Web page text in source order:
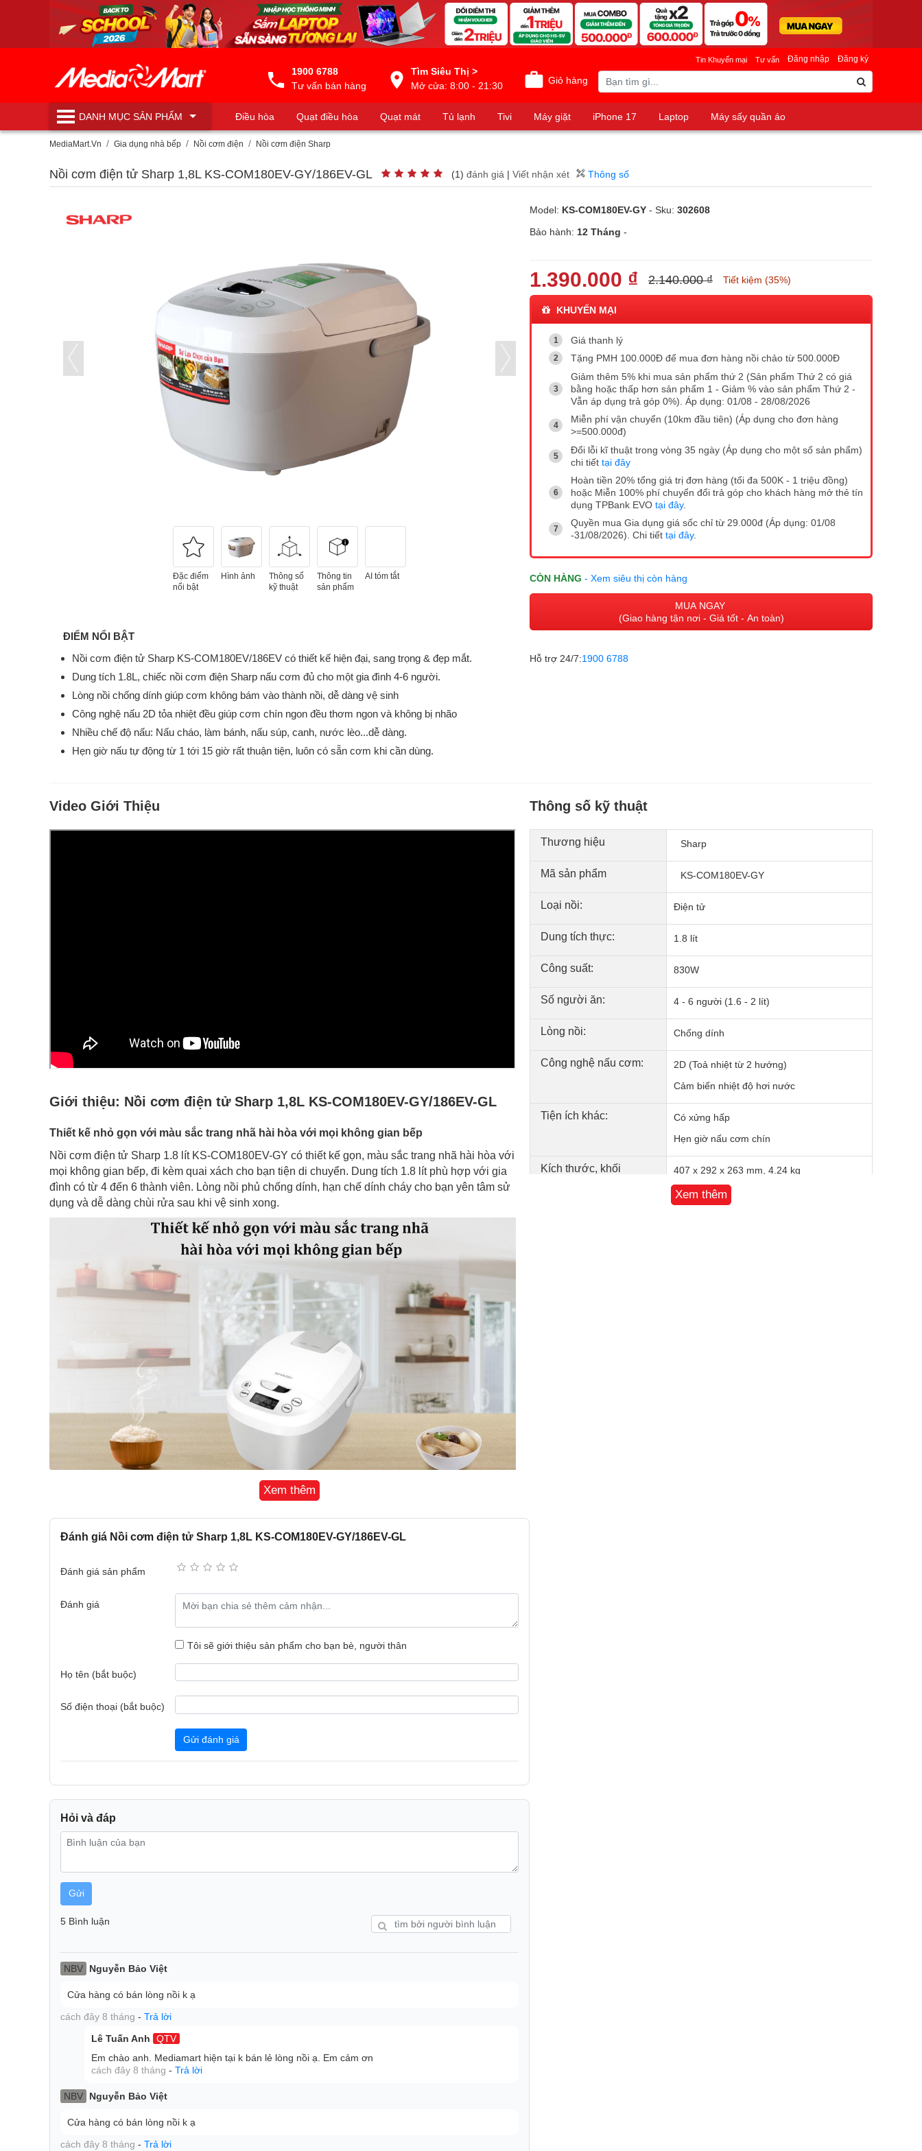
1900 6788
Tư vấn bán hàng
Tìm Siêu Thị >
Mở cửa: 8:00 - 21:30
Giỏ hàng
Đăng nhập Đăng ký
Tin Khuyến mại Tư vấn
DANH MỤCSẢN PHẨM Điều hòa Quạt điều hòa Quạt mát Tủ lạnh Tivi Máy giặt iPhone 17 Laptop
Máy sấy quần áo
Máy lọc nước
MediaMart.Vn Gia dụng nhà bếp Nồi cơm điện Nồi cơm điện Sharp
Nồi cơm điện tử Sharp 1,8L KS-COM180EV-GY/186EV-GL (1) đánh giá | Viết nhận xét Thông số
Đặc điểm
nổi bật
Hình ảnh
Thông số
kỹ thuật
Thông tin
sản phẩm
AI tóm tắt
ĐIỂM NỔI BẬT
Nồi cơm điện tử Sharp KS-COM180EV/186EV có thiết kế hiện đại, sang trọng & đẹp mắt.
Dung tích 1.8L, chiếc nồi cơm điện Sharp nấu cơm đủ cho một gia đình 4-6 người.
Lòng nồi chống dính giúp cơm không bám vào thành nồi, dễ dàng vệ sinh
Công nghệ nấu 2D tỏa nhiệt đều giúp cơm chín ngon đều thơm ngon và không bị nhão
Nhiều chế độ nấu: Nấu cháo, làm bánh, nấu súp, canh, nước lèo...dễ dàng.
Hẹn giờ nấu tự động từ 1 tới 15 giờ rất thuận tiện, luôn có sẵn cơm khi cần dùng.
Model: KS-COM180EV-GY - Sku: 302608
Bảo hành: 12 Tháng -
1.390.000 ₫ 2.140.000 ₫ Tiết kiệm (35%)
KHUYẾN MẠI
Giá thanh lý
Tặng PMH 100.000Đ để mua đơn hàng nồi chảo từ 500.000Đ
Giảm thêm 5% khi mua sản phẩm thứ 2 (Sản phẩm Thứ 2 có giá
bằng hoặc thấp hơn sản phẩm 1 - Giảm % vào sản phẩm Thứ 2 -
Vẫn áp dụng trả góp 0%). Áp dụng: 01/08 - 28/08/2026
Miễn phí vận chuyển (10km đầu tiên) (Áp dụng cho đơn hàng
>=500.000đ)
Đổi lỗi kĩ thuật trong vòng 35 ngày (Áp dụng cho một số sản phẩm)
chi tiết tại đây
Hoàn tiền 20% tổng giá trị đơn hàng (tối đa 500K - 1 triệu đồng)
hoặc Miễn 100% phí chuyển đổi trả góp cho khách hàng mở thẻ tín
dụng TPBank EVO tại đây.
Quyền mua Gia dụng giá sốc chỉ từ 29.000đ (Áp dụng: 01/08
-31/08/2026). Chi tiết tại đây.
CÒN HÀNG - Xem siêu thị còn hàng
MUA NGAY
(Giao hàng tận nơi - Giá tốt - An toàn)
Hỗ trợ 24/7:1900 6788
Video Giới Thiệu
Giới thiệu: Nồi cơm điện tử Sharp 1,8L KS-COM180EV-GY/186EV-GL
Thiết kế nhỏ gọn với màu sắc trang nhã hài hòa với mọi không gian bếp
Nồi cơm điện tử Sharp 1.8 lít KS-COM180EV-GY có thiết kế gọn, màu sắc trang nhã hài hòa với
mọi không gian bếp, đi kèm quai xách cho bạn tiện di chuyển. Dung tích 1.8 lít phù hợp với gia
đình có từ 4 đến 6 thành viên. Lòng nồi phủ chống dính, hạn chế dính cháy cho bạn yên tâm sử
dụng và dễ dàng chùi rửa sau khi vệ sinh xong.
Công suất 830W nấu cơm chín nhanh hơn
giúp nấu cơm chín đều và ngon hơn, tiết kiệm thời gian.
Nhiều chương trình nấu tự động
Nồi cơm điện tử Sharp KS-COM180EV-GY đi kèm nhiều chương trình nấu tự động cho bạn tùy
cháy, cơm thường.
Đi kèm màn hình hiển thị tiện theo dõi các chức năng nấu
Xem thêm
Đánh giá Nồi cơm điện tử Sharp 1,8L KS-COM180EV-GY/186EV-GL
Đánh giá sản phẩm
Đánh giá
Tôi sẽ giới thiệu sản phẩm cho bạn bè, người thân
Họ tên (bắt buộc)
Số điện thoại (bắt buộc)
Gửi đánh giá
Hỏi và đáp
Gửi
5 Bình luận
NBV Nguyễn Bảo Việt
Cửa hàng có bán lòng nồi k ạ
cách đây 8 tháng - Trả lời
Lê Tuấn Anh
QTV
Em chào anh. Mediamart hiện tại k bán lẻ lòng nồi ạ. Em cảm ơn
cách đây 8 tháng - Trả lời
NBV Nguyễn Bảo Việt
Cửa hàng có bán lòng nồi k ạ
cách đây 8 tháng - Trả lời
Thông số kỹ thuật
Thương hiệu Sharp
Mã sản phẩm KS-COM180EV-GY
Loại nồi: Điện tử
Dung tích thực: 1.8 lít
Công suất: 830W
Số người ăn: 4 - 6 người (1.6 - 2 lít)
Lòng nồi: Chống dính
Công nghệ nấu cơm:
2D (Toả nhiệt từ 2 hướng)
Cảm biến nhiệt độ hơi nước
Tiện ích khác:
Có xửng hấp
Hẹn giờ nấu cơm chín
Kích thước, khối
407 x 292 x 263 mm, 4.24 kg
Xem thêm